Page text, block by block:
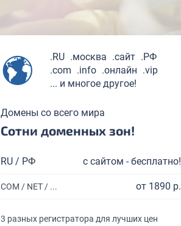
.RU .москва .сайт .РФ
.com .info .онлайн .vip
... и многое другое!
Домены со всего мира
Сотни доменных зон!
RU / РФ с сайтом - бесплатно!
COM / NET / ... от 1890 р.
3 разных регистратора для лучших цен